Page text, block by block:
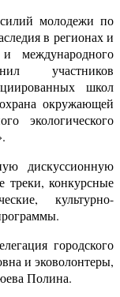
молодежи по
в регионах и
международного
участников
школ
окружающей
экологического
дискуссионную
треки, конкурсные
культурно-
городского
и эковолонтеры,
Полина.